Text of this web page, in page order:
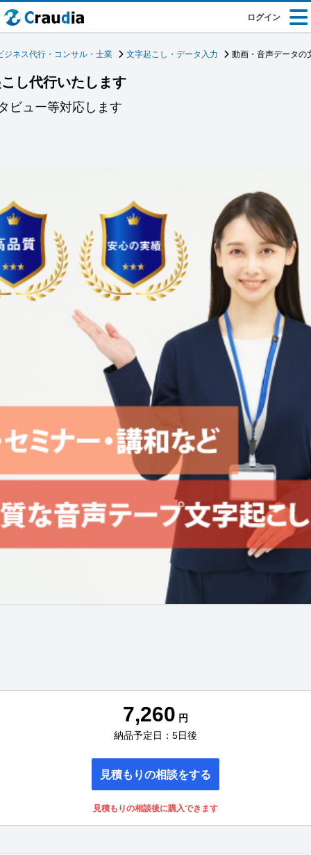
ログイン
ジネス代行・コンサル・士業 文字起こし・データ入力 動画・音声データの
し代行いたします
ビュー等対応します
7,260 円
納品予定日：5日後
見積もりの相談をする
見積もりの相談後に購入できます